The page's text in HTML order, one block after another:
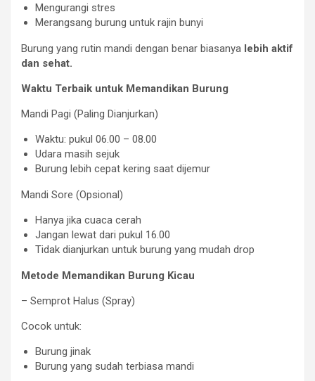
Mengurangi stres
Merangsang burung untuk rajin bunyi
Burung yang rutin mandi dengan benar biasanya lebih aktif
dan sehat.
Waktu Terbaik untuk Memandikan Burung
Mandi Pagi (Paling Dianjurkan)
Waktu: pukul 06.00 – 08.00
Udara masih sejuk
Burung lebih cepat kering saat dijemur
Mandi Sore (Opsional)
Hanya jika cuaca cerah
Jangan lewat dari pukul 16.00
Tidak dianjurkan untuk burung yang mudah drop
Metode Memandikan Burung Kicau
– Semprot Halus (Spray)
Cocok untuk:
Burung jinak
Burung yang sudah terbiasa mandi